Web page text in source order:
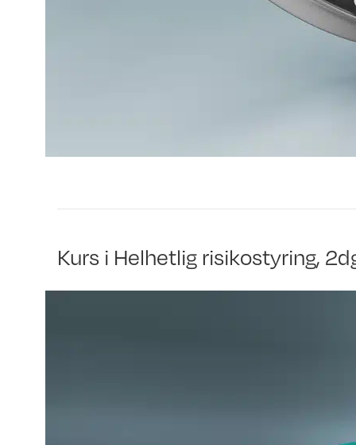
Kurs i Helhetlig risikostyring,